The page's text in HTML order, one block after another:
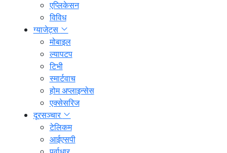
एप्लिकेसन
विविध
ग्याजेट्स
मोबाइल
ल्यापटप
टिभी
स्मार्टवाच
होम अप्लाइन्सेस
एक्सेसरिज
दूरसञ्चार
टेलिकम
आईएसपी